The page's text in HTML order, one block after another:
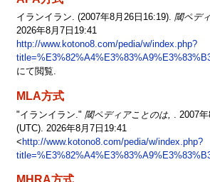
イランイラン. (2007年8月26日16:19). 閾ペデ
2026年8月7日19:41
http://www.kotono8.com/pedia/w/index.php?
にて閲覧.
MLA方式
"イランイラン." 閾ペディアことのは,
. 2007
(UTC). 2026年8月7日19:41
< http://www.kotono8.com/pedia/w/index.php?
MHRA方式